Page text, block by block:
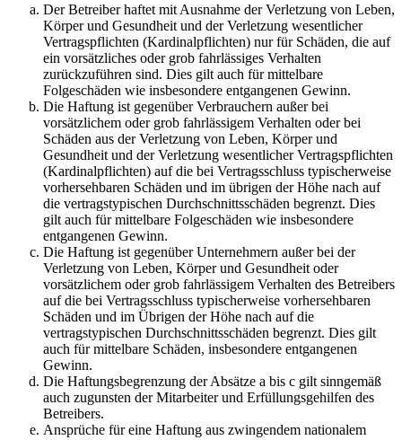
Der Betreiber haftet mit Ausnahme der Verletzung von Leben,
Körper und Gesundheit und der Verletzung wesentlicher
Vertragspflichten (Kardinalpflichten) nur für Schäden, die auf
ein vorsätzliches oder grob fahrlässiges Verhalten
zurückzuführen sind. Dies gilt auch für mittelbare
Folgeschäden wie insbesondere entgangenen Gewinn.
Die Haftung ist gegenüber Verbrauchern außer bei
vorsätzlichem oder grob fahrlässigem Verhalten oder bei
Schäden aus der Verletzung von Leben, Körper und
Gesundheit und der Verletzung wesentlicher Vertragspflichten
(Kardinalpflichten) auf die bei Vertragsschluss typischerweise
vorhersehbaren Schäden und im übrigen der Höhe nach auf
die vertragstypischen Durchschnittsschäden begrenzt. Dies
gilt auch für mittelbare Folgeschäden wie insbesondere
entgangenen Gewinn.
Die Haftung ist gegenüber Unternehmern außer bei der
Verletzung von Leben, Körper und Gesundheit oder
vorsätzlichem oder grob fahrlässigem Verhalten des Betreibers
auf die bei Vertragsschluss typischerweise vorhersehbaren
Schäden und im Übrigen der Höhe nach auf die
vertragstypischen Durchschnittsschäden begrenzt. Dies gilt
auch für mittelbare Schäden, insbesondere entgangenen
Gewinn.
Die Haftungsbegrenzung der Absätze a bis c gilt sinngemäß
auch zugunsten der Mitarbeiter und Erfüllungsgehilfen des
Betreibers.
Ansprüche für eine Haftung aus zwingendem nationalem